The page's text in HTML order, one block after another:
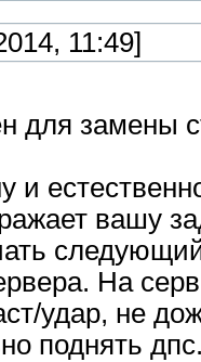
11:49]
для замены
вашу
На
удар, не
поднять